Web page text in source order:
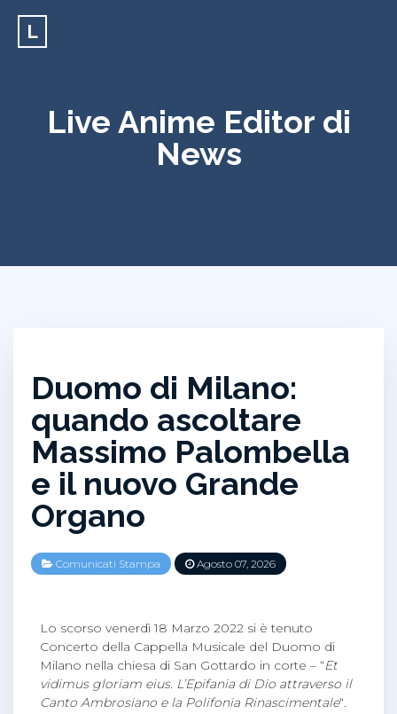
L
Live Anime Editor di
News
Duomo di Milano:
quando ascoltare
Massimo Palombella
e il nuovo Grande
Organo
Comunicati Stampa Agosto 07, 2026
Lo scorso venerdì 18 Marzo 2022 si è tenuto
Concerto della Cappella Musicale del Duomo di
Milano nella chiesa di San Gottardo in corte – “Et
vidimus gloriam eius. L’Epifania di Dio attraverso il
Canto Ambrosiano e la Polifonia Rinascimentale“.